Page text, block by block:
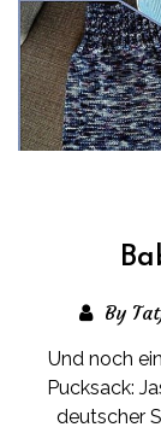
By
Und noch
Pucksack:
deutscher